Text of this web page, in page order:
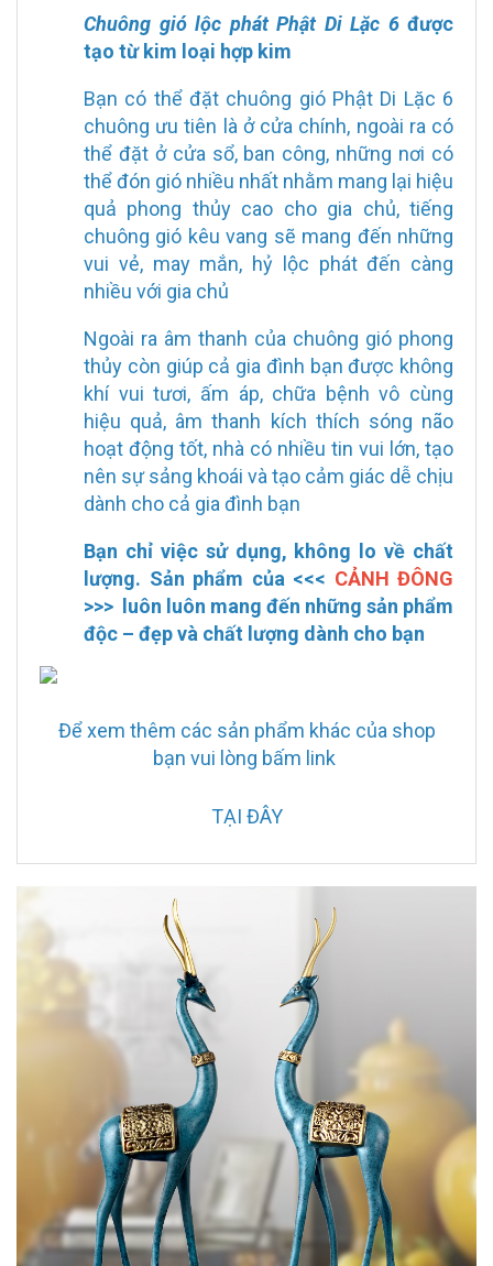
Chuông gió lộc phát Phật Di Lặc 6 được
tạo từ kim loại hợp kim
Bạn có thể đặt chuông gió Phật Di Lặc 6
chuông ưu tiên là ở cửa chính, ngoài ra có
thể đặt ở cửa sổ, ban công, những nơi có
thể đón gió nhiều nhất nhằm mang lại hiệu
quả phong thủy cao cho gia chủ, tiếng
chuông gió kêu vang sẽ mang đến những
vui vẻ, may mắn, hỷ lộc phát đến càng
nhiều với gia chủ
Ngoài ra âm thanh của chuông gió phong
thủy còn giúp cả gia đình bạn được không
khí vui tươi, ấm áp, chữa bệnh vô cùng
hiệu quả, âm thanh kích thích sóng não
hoạt động tốt, nhà có nhiều tin vui lớn, tạo
nên sự sảng khoái và tạo cảm giác dễ chịu
dành cho cả gia đình bạn
Bạn chỉ việc sử dụng, không lo về chất
lượng. Sản phẩm của <<< CẢNH ĐÔNG
>>> luôn luôn mang đến những sản phẩm
độc – đẹp và chất lượng dành cho bạn
Để xem thêm các sản phẩm khác của shop
bạn vui lòng bấm link
TẠI ĐÂY